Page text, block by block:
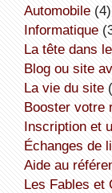
Automobile(4)
informatique
la tête dans
Blog ou site
la vie du site
booster
inscription et
échanges de
aide au
Les Fables